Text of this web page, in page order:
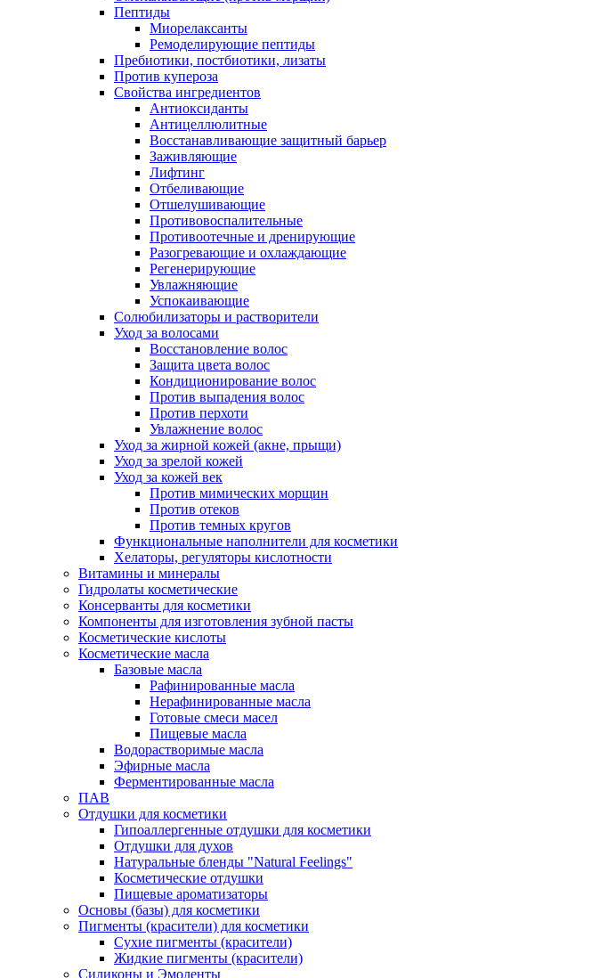
Пептиды
Миорелаксанты
Ремоделирующие пептиды
Пребиотики, постбиотики, лизаты
Против купероза
Свойства ингредиентов
Антиоксиданты
Антицеллюлитные
Восстанавливающие защитный барьер
Заживляющие
Лифтинг
Отбеливающие
Отшелушивающие
Противовоспалительные
Противоотечные и дренирующие
Разогревающие и охлаждающие
Регенерирующие
Увлажняющие
Успокаивающие
Солюбилизаторы и растворители
Уход за волосами
Восстановление волос
Защита цвета волос
Кондиционирование волос
Против выпадения волос
Против перхоти
Увлажнение волос
Уход за жирной кожей (акне, прыщи)
Уход за зрелой кожей
Уход за кожей век
Против мимических морщин
Против отеков
Против темных кругов
Функциональные наполнители для косметики
Хелаторы, регуляторы кислотности
Витамины и минералы
Гидролаты косметические
Консерванты для косметики
Компоненты для изготовления зубной пасты
Косметические кислоты
Косметические масла
Базовые масла
Рафинированные масла
Нерафинированные масла
Готовые смеси масел
Пищевые масла
Водорастворимые масла
Эфирные масла
Ферментированные масла
ПАВ
Отдушки для косметики
Гипоаллергенные отдушки для косметики
Отдушки для духов
Натуральные бленды "Natural Feelings"
Косметические отдушки
Пищевые ароматизаторы
Основы (базы) для косметики
Пигменты (красители) для косметики
Сухие пигменты (красители)
Жидкие пигменты (красители)
Силиконы и Эмоленты